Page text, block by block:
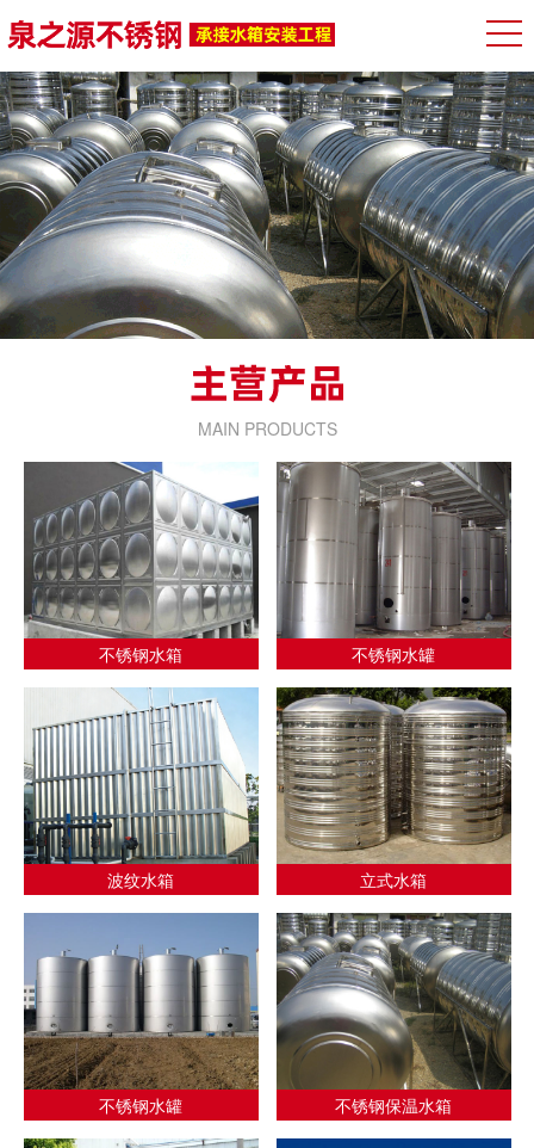
MAIN PRODUCTS
不锈钢水箱 不锈钢水罐
波纹水箱 立式水箱
不锈钢水罐 不锈钢保温水箱